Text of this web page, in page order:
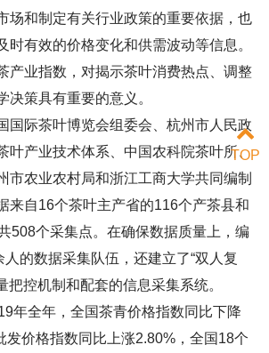
场和制定有关行业政策的重要依据，也
时有效的价格变化和供需波动等信息。
产业指数，对揭示茶叶消费热点、调整
决策具有重要的意义。
际茶叶博览会组委会、杭州市人民政
叶产业技术体系、中国农科院茶叶所、
市农业农村局和浙江工商大学共同编制
来自16个茶叶主产省的116个产茶县和
508个采集点。在确保数据质量上，编
的数据采集队伍，还建立了“双人复
把控机制和配套的信息采集系统。
全年，全国茶青价格指数同比下降
发价格指数同比上涨2.80%，全国18个
TOP